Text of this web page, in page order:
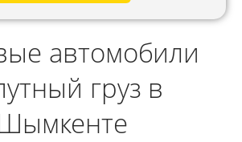
автомобили
груз в